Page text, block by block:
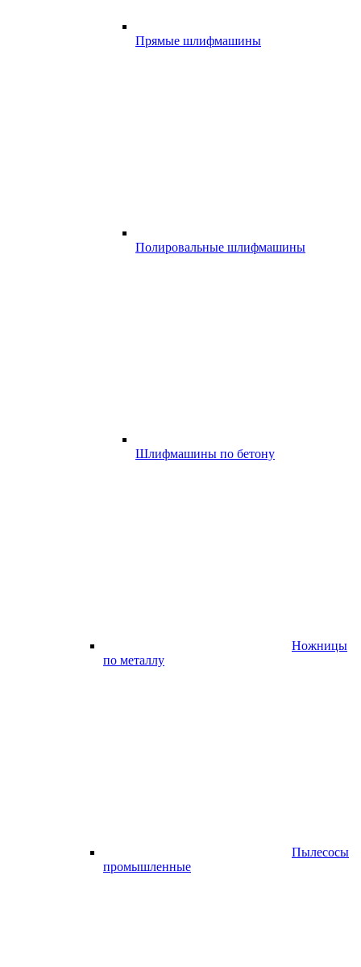
Прямые шлифмашины
Полировальные шлифмашины
Шлифмашины по бетону
Ножницы
по металлу
Пылесосы
промышленные